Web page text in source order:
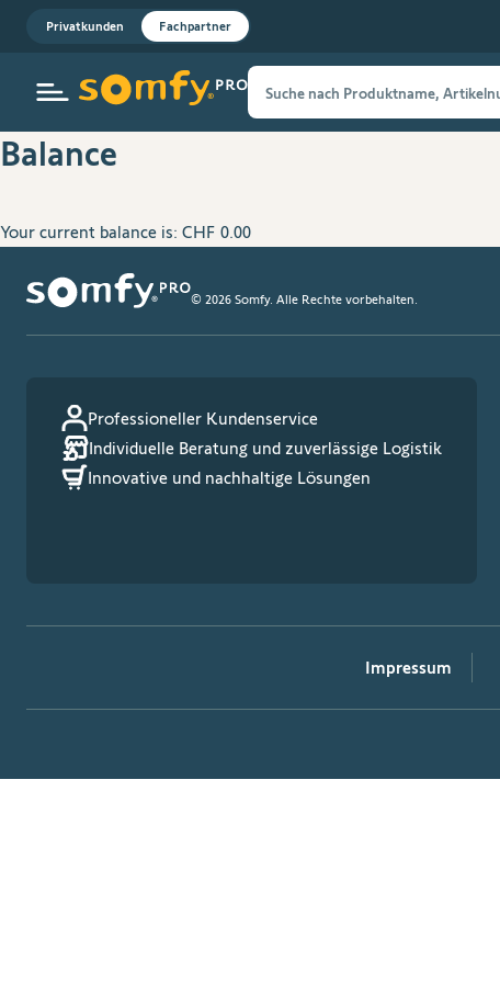
Privatkunden Fachpartner
Balance
Your current balance is: CHF 0.00
© 2026 Somfy. Alle Rechte vorbehalten.
Professioneller Kundenservice
Individuelle Beratung und zuverlässige Logistik
Innovative und nachhaltige Lösungen
Impressum